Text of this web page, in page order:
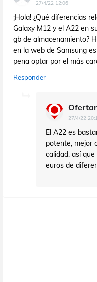
27/4/22 12:06
¡Hola! ¿Qué diferencias
Galaxy M12 y el A22 en
gb de almacenamiento?
en la web de Samsung
pena optar por el más
Responder
27/4/22
El A22 es
potente, mejor
calidad, así
euros de